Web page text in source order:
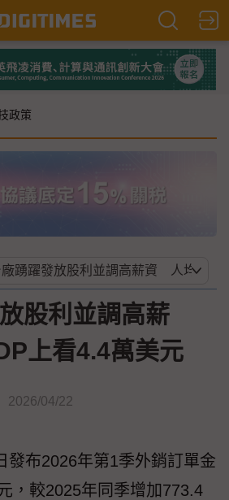
政策
股利並調高薪
上看4.4萬美元
2026/04/22
發布2026年第1季外銷訂單金
，較2025年同季增加773.4